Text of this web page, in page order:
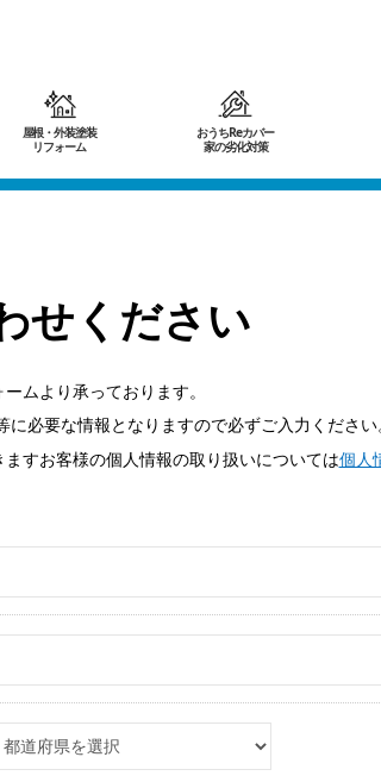
屋根・外装塗装
リフォーム
おうちReカバー
家の劣化対策
せください
ムより承っております。
必要な情報となりますので必ずご入力ください
すお客様の個人情報の取り扱いについては個人